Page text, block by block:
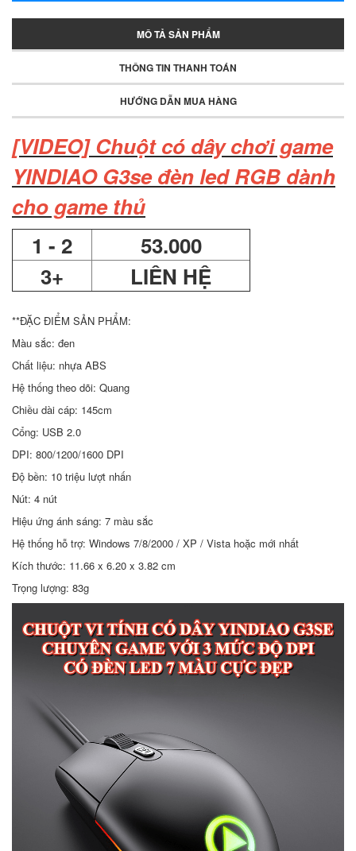
MÔ TẢ SẢN PHẨM
THÔNG TIN THANH TOÁN
HƯỚNG DẪN MUA HÀNG
[VIDEO] Chuột có dây chơi game
YINDIAO G3se đèn led RGB dành
cho game thủ
1 - 2
53.000
3+
LIÊN HỆ
**ĐẶC ĐIỂM SẢN PHẨM:
Màu sắc: đen
Chất liệu: nhựa ABS
Hệ thống theo dõi: Quang
Chiều dài cáp: 145cm
Cổng: USB 2.0
DPI: 800/1200/1600 DPI
Độ bền: 10 triệu lượt nhấn
Nút: 4 nút
Hiệu ứng ánh sáng: 7 màu sắc
Hệ thống hỗ trợ: Windows 7/8/2000 / XP / Vista hoặc mới nhất
Kích thước: 11.66 x 6.20 x 3.82 cm
Trọng lượng: 83g